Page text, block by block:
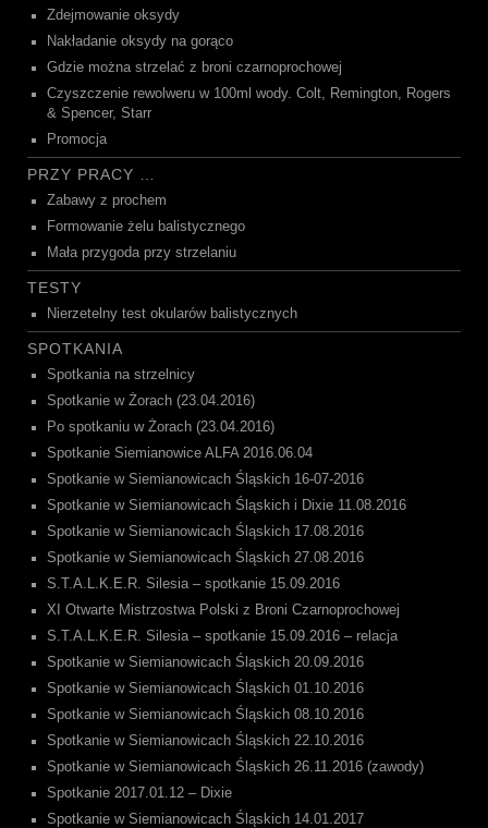
Zdejmowanie oksydy
Nakładanie oksydy na gorąco
Gdzie można strzelać z broni czarnoprochowej
Czyszczenie rewolweru w 100ml wody. Colt, Remington, Rogers
& Spencer, Starr
Promocja
PRZY PRACY …
Zabawy z prochem
Formowanie żelu balistycznego
Mała przygoda przy strzelaniu
TESTY
Nierzetelny test okularów balistycznych
SPOTKANIA
Spotkania na strzelnicy
Spotkanie w Żorach (23.04.2016)
Po spotkaniu w Żorach (23.04.2016)
Spotkanie Siemianowice ALFA 2016.06.04
Spotkanie w Siemianowicach Śląskich 16-07-2016
Spotkanie w Siemianowicach Śląskich i Dixie 11.08.2016
Spotkanie w Siemianowicach Śląskich 17.08.2016
Spotkanie w Siemianowicach Śląskich 27.08.2016
S.T.A.L.K.E.R. Silesia – spotkanie 15.09.2016
XI Otwarte Mistrzostwa Polski z Broni Czarnoprochowej
S.T.A.L.K.E.R. Silesia – spotkanie 15.09.2016 – relacja
Spotkanie w Siemianowicach Śląskich 20.09.2016
Spotkanie w Siemianowicach Śląskich 01.10.2016
Spotkanie w Siemianowicach Śląskich 08.10.2016
Spotkanie w Siemianowicach Śląskich 22.10.2016
Spotkanie w Siemianowicach Śląskich 26.11.2016 (zawody)
Spotkanie 2017.01.12 – Dixie
Spotkanie w Siemianowicach Śląskich 14.01.2017